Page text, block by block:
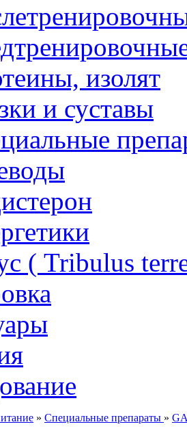
изолят
и суставы
( Tribulus
» Специальные препараты »